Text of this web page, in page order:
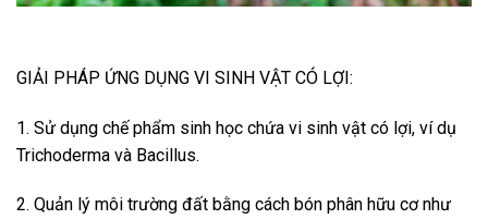
GIẢI PHÁP ỨNG DỤNG VI SINH VẬT CÓ LỢI:
1. Sử dụng chế phẩm sinh học chứa vi sinh vật có lợi, ví dụ
Trichoderma và Bacillus.
2. Quản lý môi trường đất bằng cách bón phân hữu cơ như